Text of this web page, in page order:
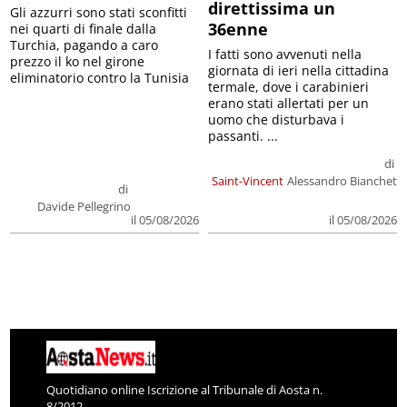
di
Davide Pellegrino
il 05/08/2026
Gli azzurri sono stati sconfitti
nei quarti di finale dalla
Turchia, pagando a caro
prezzo il ko nel girone
eliminatorio contro la Tunisia
direttissima un
36enne
Saint-Vincent
di
Alessandro Bianchet
il 05/08/2026
I fatti sono avvenuti nella
giornata di ieri nella cittadina
termale, dove i carabinieri
erano stati allertati per un
uomo che disturbava i
passanti. ...
Quotidiano online Iscrizione al Tribunale di Aosta n.